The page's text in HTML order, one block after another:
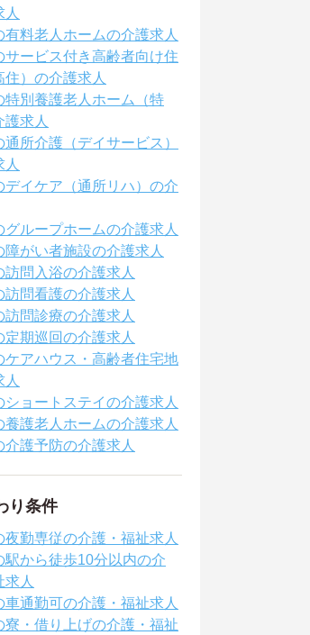
人
有料老人ホームの介護求人
サービス付き高齢者向け住
住）の介護求人
特別養護老人ホーム（特
護求人
所介護（デイサービス）
人
デイケア（通所リハ）の介
グループホームの介護求人
障がい者施設の介護求人
訪問入浴の介護求人
訪問看護の介護求人
訪問診療の介護求人
定期巡回の介護求人
ケアハウス・高齢者住宅地
人
ショートステイの介護求人
養護老人ホームの介護求人
介護予防の介護求人
り条件
夜勤専従の介護・福祉求人
駅から徒歩10分以内の介
求人
車通勤可の介護・福祉求人
寮・借り上げの介護・福祉